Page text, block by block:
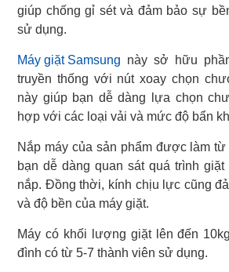
giúp chống gỉ sét và đảm bảo sự
sử dụng.
Máy giặt Samsung này sở hữu
truyền thống với nút xoay chọn
này giúp bạn dễ dàng lựa chọn
hợp với các loại vải và mức độ bẩn
Nắp máy của sản phẩm được làm
bạn dễ dàng quan sát quá trình
nắp. Đồng thời, kính chịu lực cũng
và độ bền của máy giặt.
Máy có khối lượng giặt lên đến
đình có từ 5-7 thành viên sử dụng.